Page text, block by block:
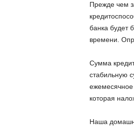
Прежде чем
банка будет
времени.
Сумма
стабильную
ежемесячное
которая
Наша